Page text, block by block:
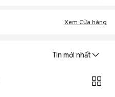
Xem Cửa hàng
Tin mới nhất